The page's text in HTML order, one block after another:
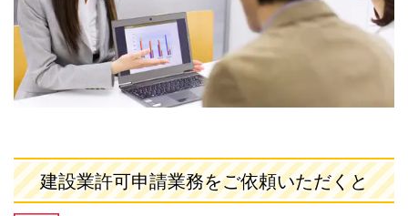
建設業許可申請業務をご依頼いただくと